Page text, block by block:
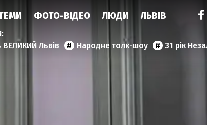
ФОТО-ВІДЕО ЛЮДИ ЛЬВІВ
ВЕЛИКИЙ Львів Народне толк-шоу 31 рік